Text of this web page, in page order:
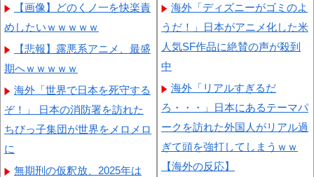
【画像】どのくノ一を快楽責
めしたいｗｗｗｗｗ
【悲報】露悪系アニメ、最盛
期へｗｗｗｗｗ
海外「世界で日本を死守する
ぞ！」 日本の消防署を訪れた
ちびっ子集団が世界をメロメロ
に
無期刑の仮釈放、2025年は
海外「ディズニーがゴミのよ
うだ！」日本がアニメ化した米
人気SF作品に絶賛の声が殺到
中
海外「リアルすぎるだ
ろ・・・」日本にあるテーマパ
ークを訪れた外国人がリアル過
ぎて頭を強打してしまうｗｗ
【海外の反応】